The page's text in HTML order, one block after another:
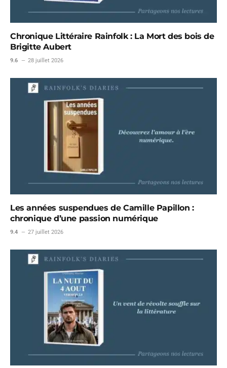
Chronique Littéraire Rainfolk : La Mort des bois de
Brigitte Aubert
9.6 28 juillet 2026
Les années suspendues de Camille Papillon :
chronique d’une passion numérique
9.4 27 juillet 2026